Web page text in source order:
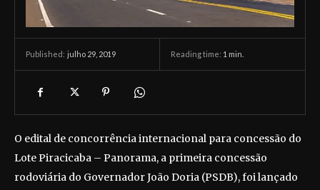
Published: julho 29, 2019 Reading time: 1 min.
O edital de concorrência internacional para concessão do
Lote Piracicaba – Panorama, a primeira concessão
rodoviária do Governador João Doria (PSDB), foi lançado